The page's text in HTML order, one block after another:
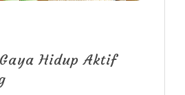
Hidup Aktif